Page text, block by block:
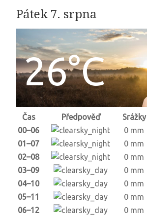
Pátek 7. srpna
26°C
Čas Předpověď Srážky
00–06
0 mm
01–07
0 mm
02–08
0 mm
03–09
0 mm
04–10
0 mm
05–11
0 mm
06–12
0 mm